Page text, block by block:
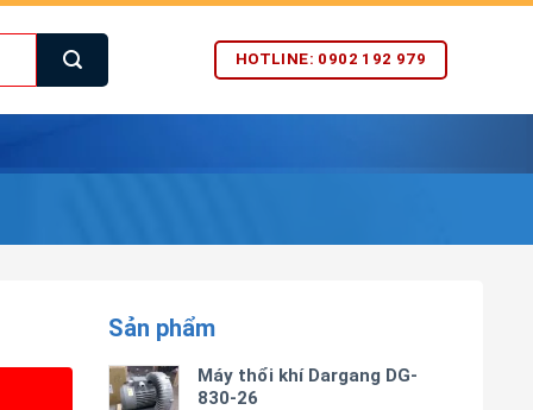
HOTLINE: 0902 192 979
Sản phẩm
Máy thổi khí Dargang DG-
830-26